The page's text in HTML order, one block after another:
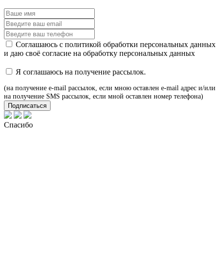
Соглашаюсь с политикой обработки персональных данных
и даю своё согласие на обработку персональных данных
Я соглашаюсь на получение рассылок.
(на получение e-mail рассылок, если мною оставлен e-mail адрес и/или
на получение SMS рассылок, если мной оставлен номер телефона)
Подписаться
Спасибо